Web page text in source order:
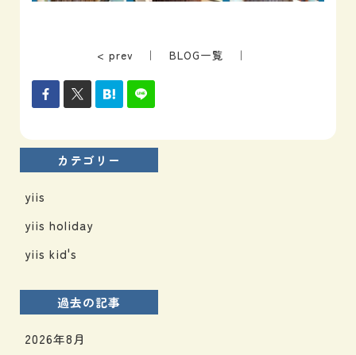
< prev ｜ BLOG一覧 ｜
カテゴリー
yiis
yiis holiday
yiis kid's
過去の記事
2026年8月